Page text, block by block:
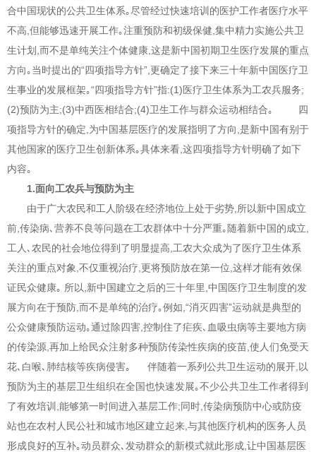
合中国现状的公共卫生体系｡尽管经过快速培训的医护工作者医疗水平
不高,但能够迅速开展工作｡注重预防和初级保健,集中精力实施公共卫
生计划,而不是单纯关注个体健康,这是新中国初期卫生医疗发展的重点
方向｡当时提出的“四项指导方针”,更确定了接下来三十年新中国医疗卫
生事业的发展框架｡“四项指导方针”指:(1)医疗卫生体系为工农兵服务;
(2)预防为主;(3)中西医相结合;(4)卫生工作与群众运动相结合｡ 四
项指导方针的确定,为中国基层医疗的发展指明了方向,是新中国有别于
其他国家的医疗卫生创新体系｡具体来看,这四项指导方针明确了如下
内容｡
1.面向工农兵与预防为主
由于广大农民和工人阶级在经济地位上处于劣势,所以新中国成立
前,传染病､营养不良等问题在工农群体中十分严重｡随着新中国的成立,
工人､农民的社会地位得到了明显提高,工农大众成为了医疗卫生体系
关注的重点对象,不仅重视治疗,更将预防放在第一位,这样才能有效保
证民众健康｡ 所以,新中国建立之后的三十年里,中国医疗卫生制度的发
展方向在于预防,而不是单纯的治疗｡例如,“消灭四害”运动就是典型的
公众健康预防运动｡通过除四害,控制住了疟疾､血吸虫病等主要地方病
的传染源,再加上给民众注射多种预防传染性疾病的疫苗,使人们免受天
花､白喉､肺结核等疾病侵害｡ 伴随着一系列公共卫生运动的展开,以
预防为主的基层卫生组织在全国也快速发展｡不少公共卫生工作者得到
了有效培训,能够第一时间进入基层工作;同时,传染病预防中心或防疫
站也在农村人民公社和城市地区建立起来,与其他医疗机构的医务人员
形成良好的互补｡动员群众､发动群众的新模式就此形成,让中国基层医